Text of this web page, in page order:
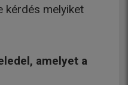
kérdés melyiket
amelyet a